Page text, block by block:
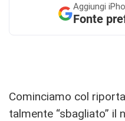
Aggiungi
Fonte
Cominciamo col
talmente “sbagliato” il